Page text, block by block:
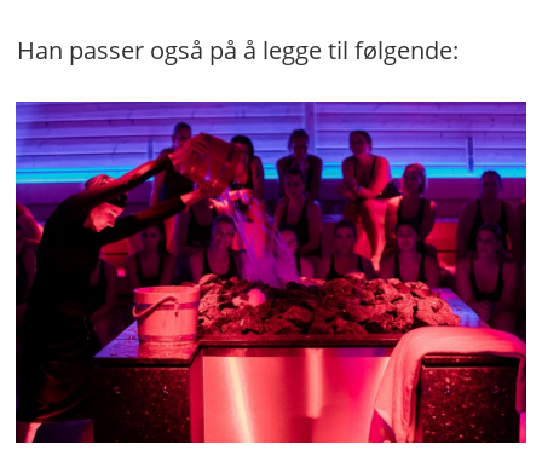
Han passer også på å legge til følgende: